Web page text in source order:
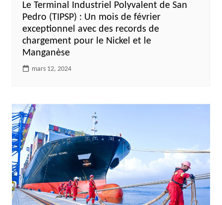
Le Terminal Industriel Polyvalent de San
Pedro (TIPSP) : Un mois de février
exceptionnel avec des records de
chargement pour le Nickel et le
Manganèse
mars 12, 2024